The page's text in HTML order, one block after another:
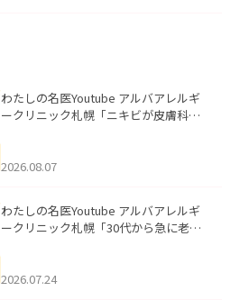
わたしの名医Youtube アルバアレルギ
ークリニック札幌「ニキビが皮膚科で
ました。
2026.08.07
わたしの名医Youtube アルバアレルギ
ークリニック札幌「30代から急に老け
た。
2026.07.24